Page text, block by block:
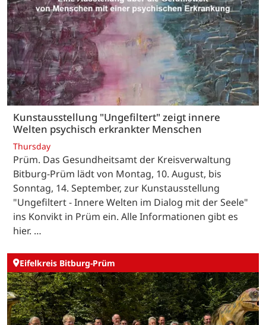
Kunstausstellung "Ungefiltert" zeigt innere
Welten psychisch erkrankter Menschen
Thursday
Prüm. Das Gesundheitsamt der Kreisverwaltung
Bitburg-Prüm lädt von Montag, 10. August, bis
Sonntag, 14. September, zur Kunstausstellung
"Ungefiltert - Innere Welten im Dialog mit der Seele"
ins Konvikt in Prüm ein. Alle Informationen gibt es
hier. …
Eifelkreis Bitburg-Prüm